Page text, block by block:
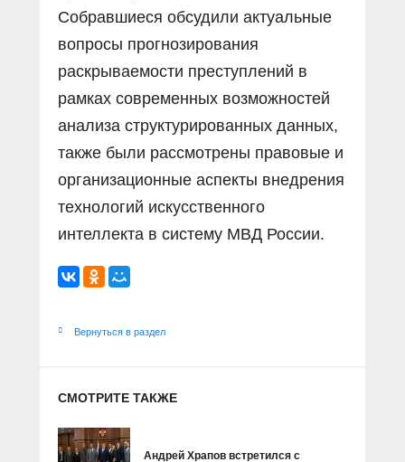
Собравшиеся обсудили актуальные
вопросы прогнозирования
раскрываемости преступлений в
рамках современных возможностей
анализа структурированных данных,
также были рассмотрены правовые и
организационные аспекты внедрения
технологий искусственного
интеллекта в систему МВД России.
Вернуться в раздел
СМОТРИТЕ ТАКЖЕ
Андрей Храпов встретился с